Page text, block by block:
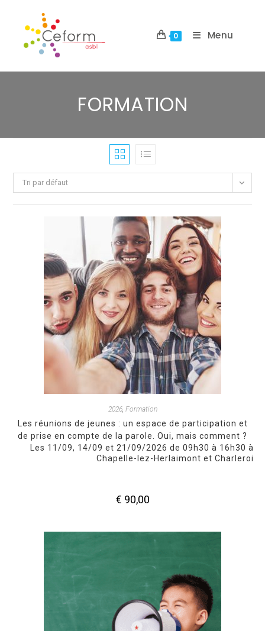
0 Menu
FORMATION
Tri par défaut
2026, Formation
Les réunions de jeunes : un espace de participation et
de prise en compte de la parole. Oui, mais comment ?
Les 11/09, 14/09 et 21/09/2026 de 09h30 à 16h30 à
Chapelle-lez-Herlaimont et Charleroi
€ 90,00